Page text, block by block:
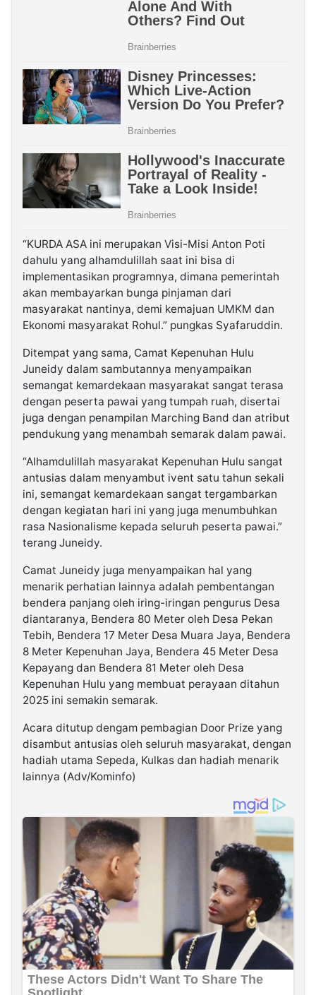
“KURDA ASA ini merupakan Visi-Misi Anton Poti
dahulu yang alhamdulillah saat ini bisa di
implementasikan programnya, dimana pemerintah
akan membayarkan bunga pinjaman dari
masyarakat nantinya, demi kemajuan UMKM dan
Ekonomi masyarakat Rohul.” pungkas Syafaruddin.
Ditempat yang sama, Camat Kepenuhan Hulu
Juneidy dalam sambutannya menyampaikan
semangat kemardekaan masyarakat sangat terasa
dengan peserta pawai yang tumpah ruah, disertai
juga dengan penampilan Marching Band dan atribut
pendukung yang menambah semarak dalam pawai.
“Alhamdulillah masyarakat Kepenuhan Hulu sangat
antusias dalam menyambut ivent satu tahun sekali
ini, semangat kemardekaan sangat tergambarkan
dengan kegiatan hari ini yang juga menumbuhkan
rasa Nasionalisme kepada seluruh peserta pawai.”
terang Juneidy.
Camat Juneidy juga menyampaikan hal yang
menarik perhatian lainnya adalah pembentangan
bendera panjang oleh iring-iringan pengurus Desa
diantaranya, Bendera 80 Meter oleh Desa Pekan
Tebih, Bendera 17 Meter Desa Muara Jaya, Bendera
8 Meter Kepenuhan Jaya, Bendera 45 Meter Desa
Kepayang dan Bendera 81 Meter oleh Desa
Kepenuhan Hulu yang membuat perayaan ditahun
2025 ini semakin semarak.
Acara ditutup dengam pembagian Door Prize yang
disambut antusias oleh seluruh masyarakat, dengan
hadiah utama Sepeda, Kulkas dan hadiah menarik
lainnya (Adv/Kominfo)